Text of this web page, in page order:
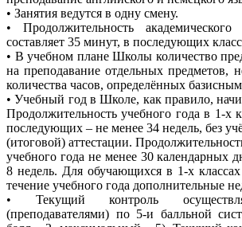
• Занятия ведутся в одну смену.
• Продолжительность
составляет 35 минут, в последующих
• В учебном плане Школы количество
на преподавание отдельных предметов,
количества часов, определённых
• Учебный год в Школе, как правило,
Продолжительность учебного года в 1-х
последующих – не менее 34 недель, без
(итоговой) аттестации.
учебного года не менее 30 календарных
8 недель. Для обучающихся в 1-х
течение учебного года дополнительные
• Текущий контроль
(преподавателями) по 5-и балльной